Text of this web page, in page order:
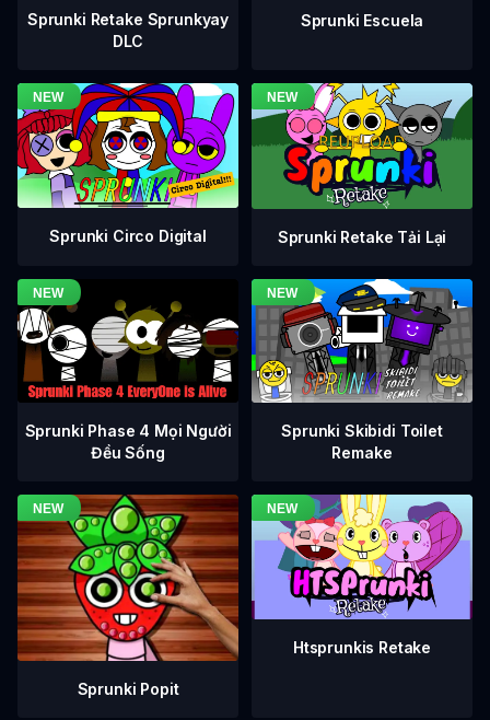
Sprunki Retake Sprunkyay
DLC
Sprunki Escuela
Sprunki Circo Digital Sprunki Retake Tải Lại
Sprunki Phase 4 Mọi Người
Đều Sống
Sprunki Skibidi Toilet
Remake
Sprunki Popit
Htsprunkis Retake